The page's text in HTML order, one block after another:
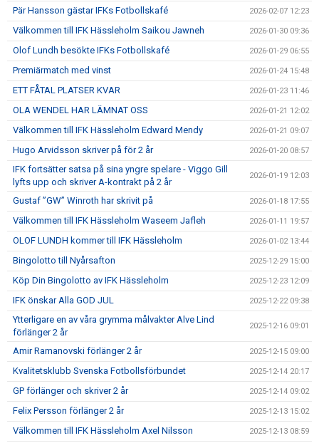
Pär Hansson gästar IFKs Fotbollskafé 2026-02-07 12:23
Välkommen till IFK Hässleholm Saikou Jawneh 2026-01-30 09:36
Olof Lundh besökte IFKs Fotbollskafé 2026-01-29 06:55
Premiärmatch med vinst 2026-01-24 15:48
ETT FÅTAL PLATSER KVAR 2026-01-23 11:46
OLA WENDEL HAR LÄMNAT OSS 2026-01-21 12:02
Välkommen till IFK Hässleholm Edward Mendy 2026-01-21 09:07
Hugo Arvidsson skriver på för 2 år 2026-01-20 08:57
IFK fortsätter satsa på sina yngre spelare - Viggo Gill
lyfts upp och skriver A-kontrakt på 2 år
2026-01-19 12:03
Gustaf ”GW” Winroth har skrivit på 2026-01-18 17:55
Välkommen till IFK Hässleholm Waseem Jafleh 2026-01-11 19:57
OLOF LUNDH kommer till IFK Hässleholm 2026-01-02 13:44
Bingolotto till Nyårsafton 2025-12-29 15:00
Köp Din Bingolotto av IFK Hässleholm 2025-12-23 12:09
IFK önskar Alla GOD JUL 2025-12-22 09:38
Ytterligare en av våra grymma målvakter Alve Lind
förlänger 2 år
2025-12-16 09:01
Amir Ramanovski förlänger 2 år 2025-12-15 09:00
Kvalitetsklubb Svenska Fotbollsförbundet 2025-12-14 20:17
GP förlänger och skriver 2 år 2025-12-14 09:02
Felix Persson förlänger 2 år 2025-12-13 15:02
Välkommen till IFK Hässleholm Axel Nilsson 2025-12-13 08:59